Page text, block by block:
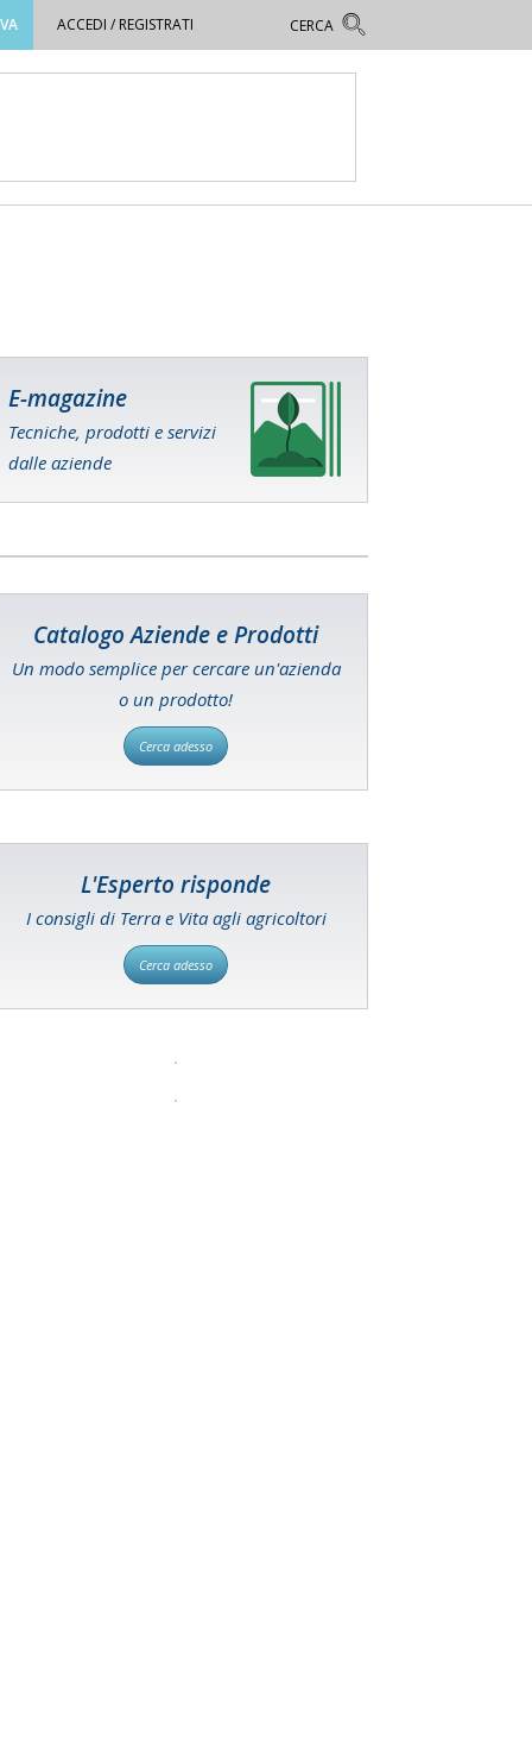
ACCEDI / REGISTRATI
E-magazine
Tecniche, prodotti e servizi
dalle aziende
Catalogo Aziende e Prodotti
Un modo semplice per cercare un'azienda
o un prodotto!
Cerca adesso
L'Esperto risponde
I consigli di Terra e Vita agli agricoltori
Cerca adesso